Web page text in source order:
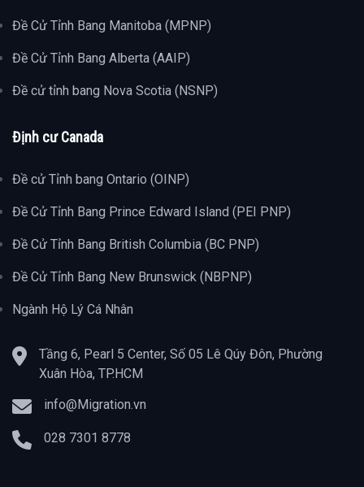
Đề Cử Tỉnh Bang Manitoba (MPNP)
Đề Cử Tỉnh Bang Alberta (AAIP)
Đề cử tỉnh bang Nova Scotia (NSNP)
Định cư Canada
Đề cử Tỉnh bang Ontario (OINP)
Đề Cử Tỉnh Bang Prince Edward Island (PEI PNP)
Đề Cử Tỉnh Bang British Columbia (BC PNP)
Đề Cử Tỉnh Bang New Brunswick (NBPNP)
Ngành Hộ Lý Cá Nhân
Tầng 6, Pearl 5 Center, Số 05 Lê Qúy Đôn, Phường
Xuân Hòa, TP.HCM
info@Migration.vn
028 7301 8778